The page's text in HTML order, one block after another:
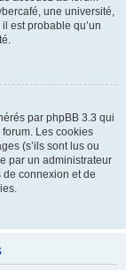
une université,
est probable qu’un
par phpBB 3.3 qui
Les cookies
(s’ils sont lus ou
par un administrateur
connexion et de